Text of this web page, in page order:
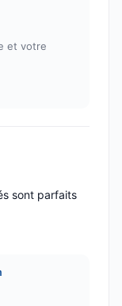
et votre
sont parfaits